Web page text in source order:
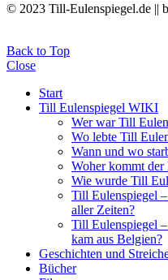
© 2023 Till-Eulenspiegel.de ||
Back to Top
Close
Start
Till Eulenspiegel WIKI
Wer war Till
Wo lebte Till
Wann und wo
Woher kommt
Wie wurde Till
Till Eulenspiegel
aller Zeiten?
Till Eulenspiegel
kam aus Belgien?
Geschichten und
Bücher